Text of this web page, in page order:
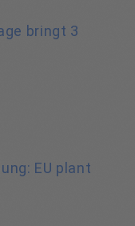
bringt 3
EU plant